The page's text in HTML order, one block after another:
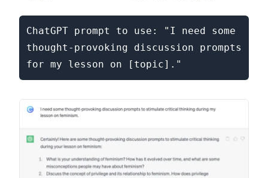
ChatGPT prompt to use: "I need some
thought-provoking discussion prompts
for my lesson on [topic]."